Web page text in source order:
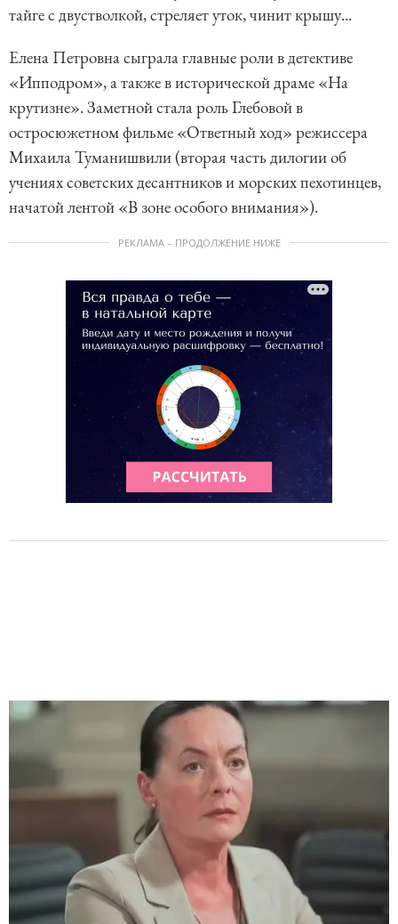
тайге с двустволкой, стреляет уток, чинит крышу...
Елена Петровна сыграла главные роли в детективе
«Ипподром», а также в исторической драме «На
крутизне». Заметной стала роль Глебовой в
остросюжетном фильме «Ответный ход» режиссера
Михаила Туманишвили (вторая часть дилогии об
учениях советских десантников и морских пехотинцев,
начатой лентой «В зоне особого внимания»).
РЕКЛАМА – ПРОДОЛЖЕНИЕ НИЖЕ